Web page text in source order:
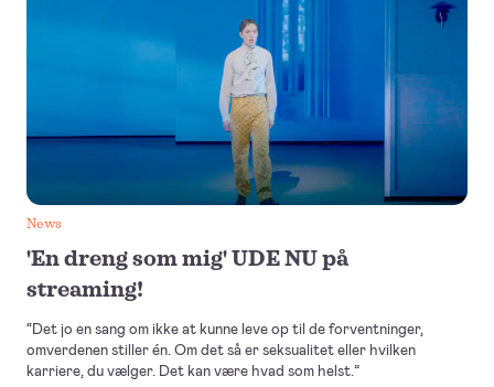
News
'En dreng som mig' UDE NU på
streaming!
“Det jo en sang om ikke at kunne leve op til de forventninger,
omverdenen stiller én. Om det så er seksualitet eller hvilken
karriere, du vælger. Det kan være hvad som helst.”